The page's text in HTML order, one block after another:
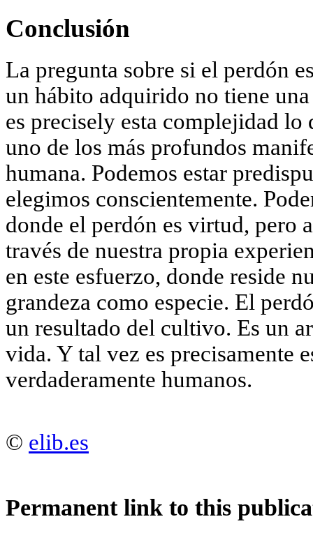
Conclusión
La pregunta sobre si el perdón
un hábito adquirido no tiene
es precisely esta complejidad
uno de los más profundos
humana. Podemos estar
elegimos conscientemente.
donde el perdón es virtud, pero
través de nuestra propia
en este esfuerzo, donde reside
grandeza como especie. El
un resultado del cultivo. Es un
vida. Y tal vez es precisamente
verdaderamente humanos.
© elib.es
Permanent link to this